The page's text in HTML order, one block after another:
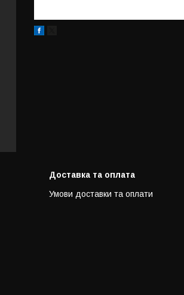
Доставка та оплата
Умови доставки та оплати